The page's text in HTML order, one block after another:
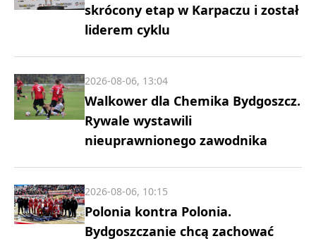
skrócony etap w Karpaczu i został
liderem cyklu
Walkower dla Chemika Bydgoszcz.
Rywale wystawili
nieuprawnionego zawodnika
2026-08-06, 13:04
Polonia kontra Polonia.
Bydgoszczanie chcą zachować
2026-08-06, 10:15